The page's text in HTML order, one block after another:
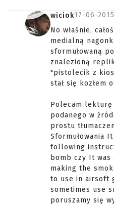
wiciok17-06-
No właśnie,
medialną
sformułowaną
znalezioną
"pistolecik z
stał się kozłem
Polecam lekturę
podanego w
prostu
Sformułowania
following
bomb czy It was
making the
to use in airsoft
sometimes use
poruszamy się